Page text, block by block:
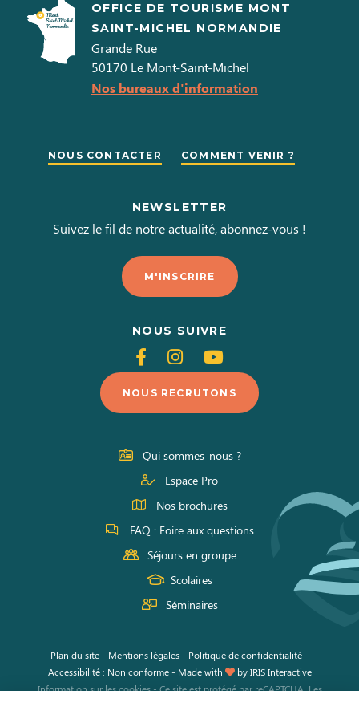
OFFICE DE TOURISME MONT
SAINT-MICHEL NORMANDIE
Grande Rue
50170 Le Mont-Saint-Michel
Nos bureaux d'information
NOUS CONTACTER COMMENT VENIR ?
NEWSLETTER
Suivez le fil de notre actualité, abonnez-vous !
M'INSCRIRE
NOUS SUIVRE
Suivez-
nous
sur
Facebook
Suivez-
nous
sur
Instagram
Suivez-
nous
sur
Youtube
NOUS RECRUTONS
Qui sommes-nous ?
Espace Pro
Nos brochures
FAQ : Foire aux questions
Séjours en groupe
Scolaires
Séminaires
Plan du site- Mentions légales- Politique de confidentialité-
Accessibilité : Non conforme - Made with byIRIS Interactive
Information sur les cookies-Ce site est protégé par reCAPTCHA. Les